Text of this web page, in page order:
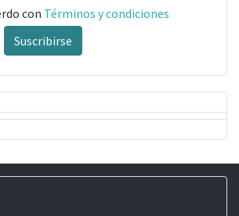
con Términos y condiciones
Suscribirse